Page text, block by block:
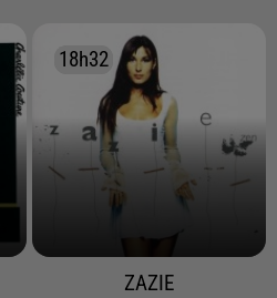
18h32
18h32
ZAZIE